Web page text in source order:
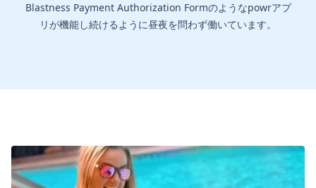
Blastness Payment Authorization Formのようなpowrアプ
リが機能し続けるように昼夜を問わず働いています。